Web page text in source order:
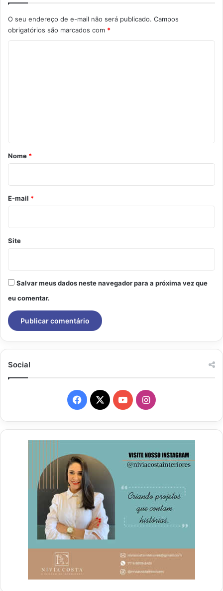
O seu endereço de e-mail não será publicado. Campos
obrigatórios são marcados com *
r
o
*
Nome *
E-mail *
Site
Salvar meus dados neste navegador para a próxima vez que
eu comentar.
Social
Facebook
X YouTubeInstagram